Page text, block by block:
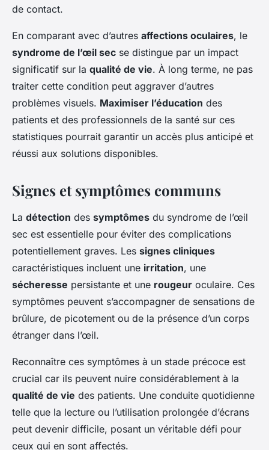
de contact.
En comparant avec d’autres affections oculaires, le
syndrome de l’œil sec se distingue par un impact
significatif sur la qualité de vie. À long terme, ne pas
traiter cette condition peut aggraver d’autres
problèmes visuels. Maximiser l’éducation des
patients et des professionnels de la santé sur ces
statistiques pourrait garantir un accès plus anticipé et
réussi aux solutions disponibles.
Signes et symptômes communs
La détection des symptômes du syndrome de l’œil
sec est essentielle pour éviter des complications
potentiellement graves. Les signes cliniques
caractéristiques incluent une irritation, une
sécheresse persistante et une rougeur oculaire. Ces
symptômes peuvent s’accompagner de sensations de
brûlure, de picotement ou de la présence d’un corps
étranger dans l’œil.
Reconnaître ces symptômes à un stade précoce est
crucial car ils peuvent nuire considérablement à la
qualité de vie des patients. Une conduite quotidienne
telle que la lecture ou l’utilisation prolongée d’écrans
peut devenir difficile, posant un véritable défi pour
ceux qui en sont affectés.